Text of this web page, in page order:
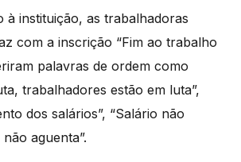
à instituição, as trabalhadoras
com a inscrição “Fim ao trabalho
palavras de ordem como
trabalhadores estão em luta”,
dos salários”, “Salário não
aguenta”.